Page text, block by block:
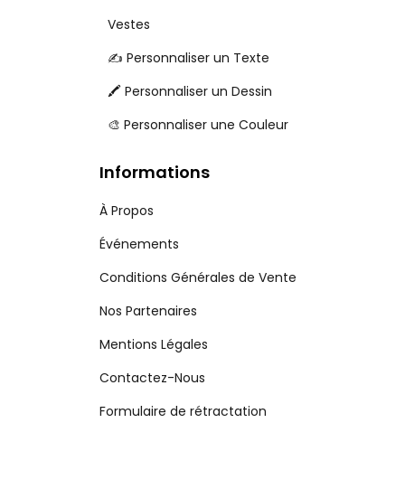
Vestes
✍️ Personnaliser un Texte
🖍️ Personnaliser un Dessin
🎨 Personnaliser une Couleur
Informations
À Propos
Événements
Conditions Générales de Vente
Nos Partenaires
Mentions Légales
Contactez-Nous
Formulaire de rétractation